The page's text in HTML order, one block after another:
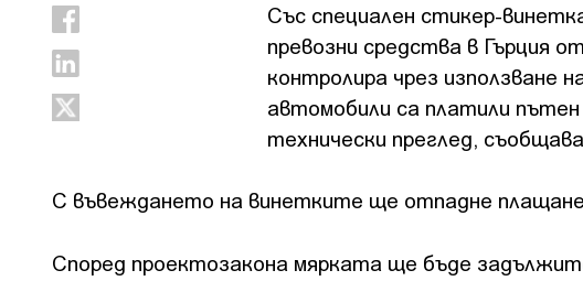
Със специален стикер-
превозни средства в Гърция
контролира чрез използване
автомобили са платили
технически преглед,
С въвеждането на винетките ще отпадне
Според проектозакона мярката ще бъде